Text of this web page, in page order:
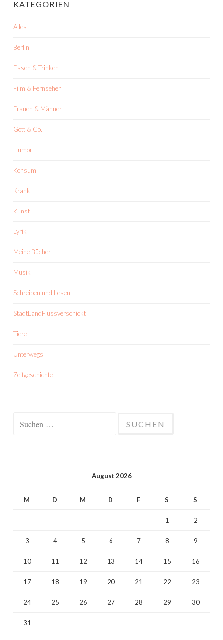
KATEGORIEN
Alles
Berlin
Essen & Trinken
Film & Fernsehen
Frauen & Männer
Gott & Co.
Humor
Konsum
Krank
Kunst
Lyrik
Meine Bücher
Musik
Schreiben und Lesen
StadtLandFlussverschickt
Tiere
Unterwegs
Zeitgeschichte
August 2026
M D M D F S S
1 2
3 4 5 6 7 8 9
10 11 12 13 14 15 16
17 18 19 20 21 22 23
24 25 26 27 28 29 30
31